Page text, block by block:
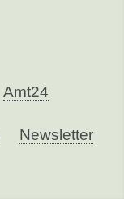
Amt24
Newsletter